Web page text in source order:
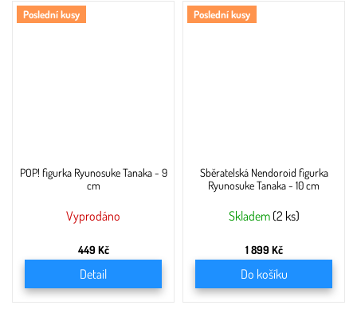
Poslední kusy
POP! figurka Ryunosuke Tanaka - 9
cm
Vyprodáno
449 Kč
Detail
Poslední kusy
Sběratelská Nendoroid figurka
Ryunosuke Tanaka - 10 cm
Skladem (2 ks)
1 899 Kč
Do košíku